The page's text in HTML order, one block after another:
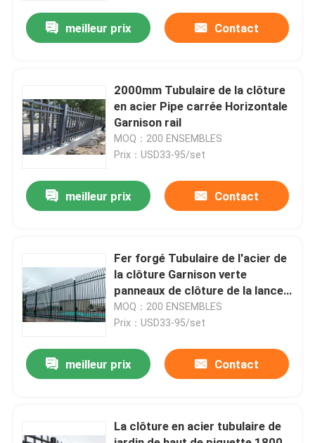
Maison
Vidéos
À propos de nous
Contrôle de qualité
Contactez-nous
clôture de maillage de soudure
meilleur prix Contact
2000mm Tubulaire de la clôture
en acier Pipe carrée Horizontale
Garnison rail
MOQ：200 ENSEMBLES
Prix：USD33-95/set
meilleur prix Contact
Fer forgé Tubulaire de l'acier de
la clôture Garnison verte
panneaux de clôture de la lance
haut piquet
MOQ：200 ENSEMBLES
Prix：USD33-95/set
meilleur prix Contact
La clôture en acier tubulaire de